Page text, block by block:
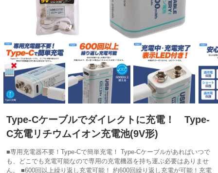
Type-Cケーブルでダイレクトに充電！ Type-
C充電リチウムイオン充電池(9V形)
■専用充電器不要！Type-Cで簡単充電！ Type-Cケーブルがあればいつで
も、どこでも充電可能なので専用の充電機器を持ち運ぶ必要はありませ
ん。 ■600回以上繰り返し充電可能！ 約600回繰り返し充電が可能！充電